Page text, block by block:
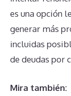
es una opción
generar más
incluidas
de deudas por
Mira también: